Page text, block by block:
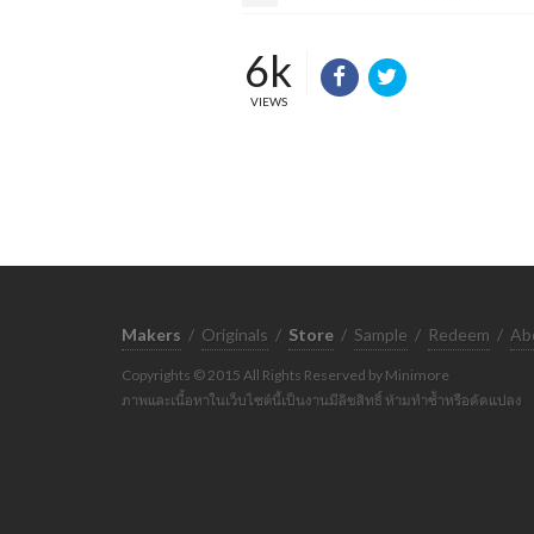
6k
VIEWS
Makers / Originals / Store / Sample / Redeem /
Copyrights © 2015 All Rights Reserved by Minimore
ภาพและเนื้อหาในเว็บไซต์นี้เป็นงานมีลิขสิทธิ์ ห้ามทำซ้ำหรือดัดแปลง